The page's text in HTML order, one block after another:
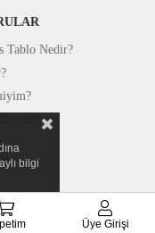
Tablo Nedir?
bilgi
Üye Girişi